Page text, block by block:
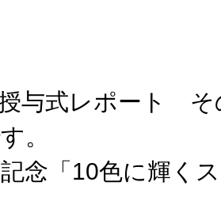
与式レポート そ
。
念「10色に輝く